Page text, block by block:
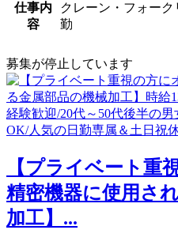
仕事内
容
クレーン・フォーク
勤
募集が停止しています
【プライベート
精密機器に使用さ
加工】...